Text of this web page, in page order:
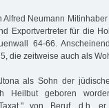
Neumann
Exportvertreter für die
64-66.
die zeitweise auch als
als Sohn der
Heilbut geboren
von Beruf, d.h.